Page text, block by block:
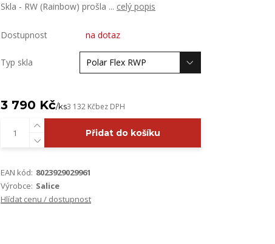
Skla - RW (Rainbow) prošla ... celý popis
Dostupnost na dotaz
Typ skla
3 790 Kč/ks3 132 Kčbez DPH
Přidat do košíku
EAN kód: 8023929029961
Výrobce: Salice
Hlídat cenu / dostupnost